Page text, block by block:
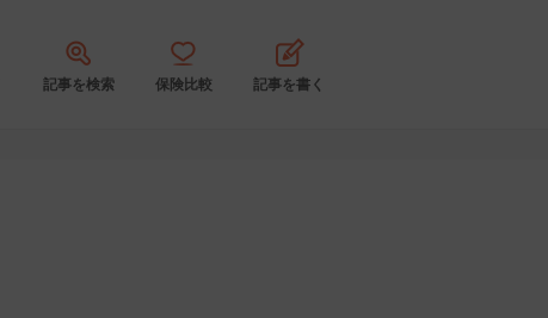
記事を検索 保険比較 記事を書く